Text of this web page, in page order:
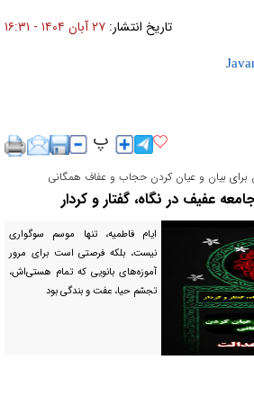
تاریخ انتشار: ۲۷ آبان ۱۴۰۴ - ۱۶:۳۱
برای بیان و عیان کردن حجاب و عفاف همگانی
عفیف در نگاه، گفتار و کردار
ایام فاطمیه، تنها موسم سوگواری
نیست، بلکه فرصتی است برای مرور
آموزه‌های بانویی که تمام هستی‌اش،
تجسّم حیا، عفت و بندگی بود